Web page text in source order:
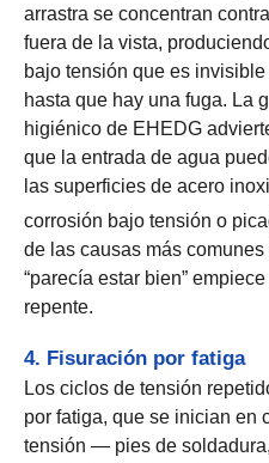
arrastra se concentran
fuera de la vista,
bajo tensión que es
hasta que hay una fuga. La
higiénico de EHEDG
que la entrada de agua
las superficies de acero
corrosión bajo tensión o
de las causas más
“parecía estar bien”
repente.
4. Fisuración por fatiga
Los ciclos de tensión
por fatiga, que se inician en
tensión — pies de